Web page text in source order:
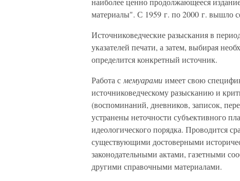
материалы". С 1959 г. по 2000 г. вышло
Источниковедческие разыскания в
указателей печати, а затем, выбирая
определится конкретный источник.
Работа с мемуарами имеет свою
источниковедческому разысканию и
(воспоминаний, дневников, записок,
устранены неточности субъективного
идеологического порядка. Проводится
существующими достоверными
законодательными актами, газетными
другими справочными материалами.